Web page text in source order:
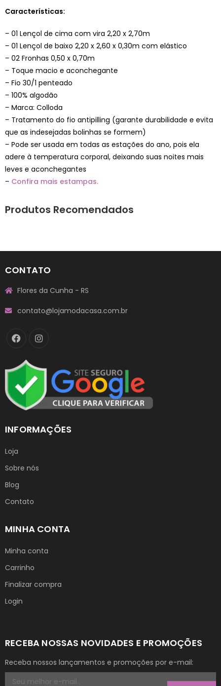
Características:
– 01 Lençol de cima com vira 2,20 x 2,70m
– 01 Lençol de baixo 2,20 x 2,60 x 0,30m com elástico
– 02 Fronhas 0,50 x 0,70m
– Toque macio e aconchegante
– Fio 30/1 penteado
– 100% algodão
– Marca: Colloda
– Tratamento do fio antipilling (garante durabilidade e evita
que as indesejadas bolinhas se formem)
– Pode ser usada em todas as estações do ano, pois ela
adere à temperatura corporal, deixando suas noites mais
leves e aconchegantes
– Confira mais estampas.
Produtos Recomendados
CONTATO
Flores da Cunha - RS
contato@lojamodacasa.com.br
INFORMAÇÕES
Loja
Sobre nós
Blog
Contato
MINHA CONTA
Minha conta
Carrinho
Finalizar compra
Login
RECEBA NOSSAS NOVIDADES E PROMOÇÕES
Receba nossos lançamentos e promoções por e-mail: